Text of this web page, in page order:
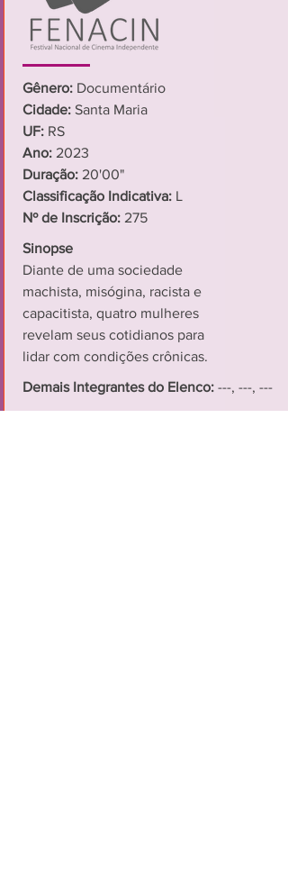
Gênero: Documentário
Cidade: Santa Maria
UF: RS
Ano: 2023
Duração: 20'00"
Classificação Indicativa: L
Nº de Inscrição: 275
Sinopse
Diante de uma sociedade
machista, misógina, racista e
capacitista, quatro mulheres
revelam seus cotidianos para
lidar com condições crônicas.
Demais Integrantes do Elenco: ---, ---, ---